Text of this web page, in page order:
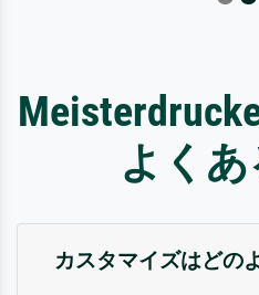
よく
カスタマイズはどの